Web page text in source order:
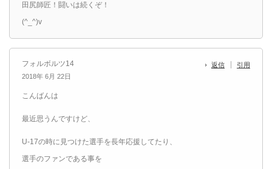
田尻師匠！闘いは続くぞ！
(^_^)v
フォルボルツ14
2018年 6月 22日
返信 引用
こんばんは
最近思うんですけど、
U-17の時に見つけた選手を長年応援してたり、
選手のファンである事を